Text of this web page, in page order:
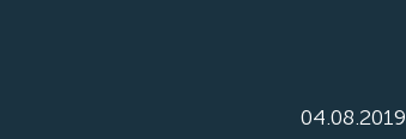
04.08.2019